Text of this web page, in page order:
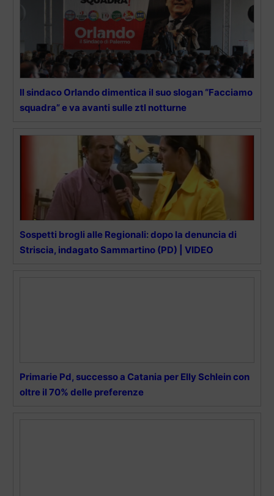
Il sindaco Orlando dimentica il suo slogan “Facciamo
squadra” e va avanti sulle ztl notturne
Sospetti brogli alle Regionali: dopo la denuncia di
Striscia, indagato Sammartino (PD) | VIDEO
Primarie Pd, successo a Catania per Elly Schlein con
oltre il 70% delle preferenze